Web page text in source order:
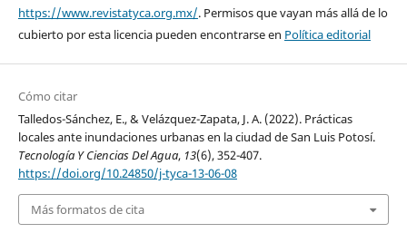
https://www.revistatyca.org.mx/. Permisos que vayan más allá de lo
cubierto por esta licencia pueden encontrarse en Política editorial
Cómo citar
Talledos-Sánchez, E., & Velázquez-Zapata, J. A. (2022). Prácticas
locales ante inundaciones urbanas en la ciudad de San Luis Potosí.
Tecnología Y Ciencias Del Agua, 13(6), 352-407.
https://doi.org/10.24850/j-tyca-13-06-08
Más formatos de cita